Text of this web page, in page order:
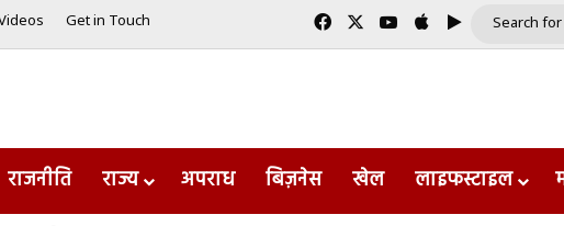
Get in Touch FacebookYouTube
AppleGoogle Play
राजनीति राज्य अपराध बिज़नेस खेल लाइफस्टाइल